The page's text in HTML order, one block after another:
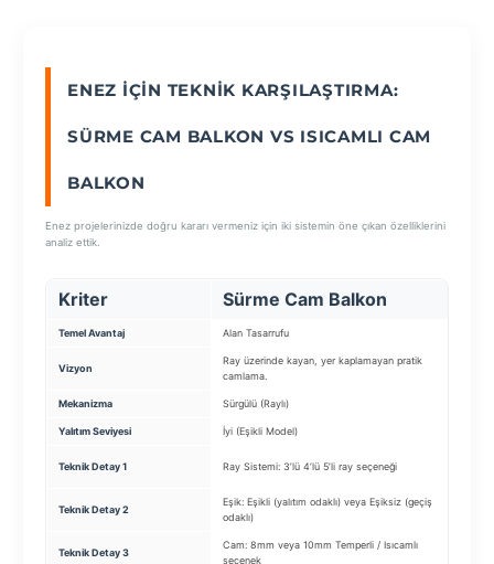
ENEZ İÇIN TEKNIK KARŞILAŞTIRMA:
SÜRME CAM BALKON VS ISICAMLI CAM
BALKON
Enez projelerinizde doğru kararı vermeniz için iki sistemin öne çıkan özelliklerini
analiz ettik.
Kriter Sürme Cam Balkon
Temel Avantaj Alan Tasarrufu
Vizyon
Ray üzerinde kayan, yer kaplamayan pratik
camlama.
Mekanizma Sürgülü (Raylı)
Yalıtım Seviyesi İyi (Eşikli Model)
Teknik Detay 1 Ray Sistemi: 3’lü 4’lü 5’li ray seçeneği
Teknik Detay 2
Eşik: Eşikli (yalıtım odaklı) veya Eşiksiz (geçiş
odaklı)
Teknik Detay 3
Cam: 8mm veya 10mm Temperli / Isıcamlı
seçenek
VAZGEÇ
SEÇ